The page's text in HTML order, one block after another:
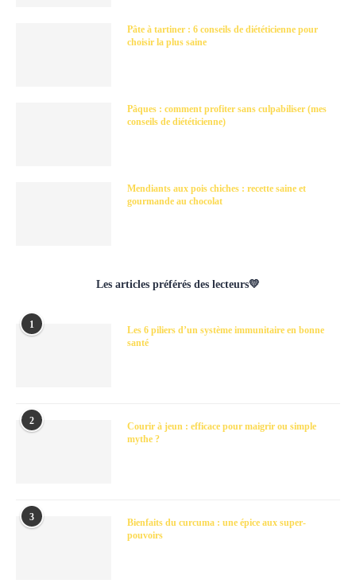
Pâte à tartiner : 6 conseils de diététicienne pour
choisir la plus saine
Pâques : comment profiter sans culpabiliser (mes
conseils de diététicienne)
Mendiants aux pois chiches : recette saine et
gourmande au chocolat
Les articles préférés des lecteurs💛
1
Les 6 piliers d’un système immunitaire en bonne
santé
2
Courir à jeun : efficace pour maigrir ou simple
mythe ?
3
Bienfaits du curcuma : une épice aux super-
pouvoirs